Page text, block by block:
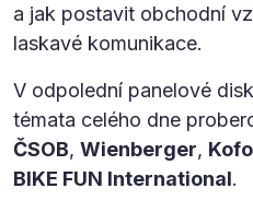
a jak postavit obchodní
laskavé komunikace.
V odpolední panelové
témata celého dne
ČSOB, Wienberger,
BIKE FUN International.